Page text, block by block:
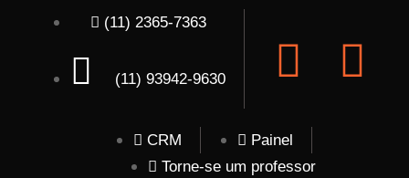
(11) 2365-7363
(11) 93942-9630
CRM
Painel
Torne-se um professor